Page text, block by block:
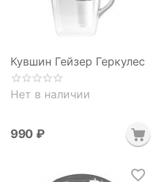
Кувшин Гейзер Геркулес
Нет в наличии
‍990‍ ₽